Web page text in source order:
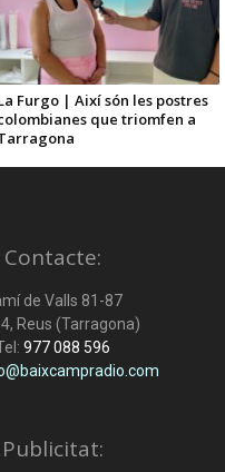
Furgo | Així són les postres
que triomfen a
Contacte:
de Valls 81-87
Reus (Tarragona)
977 088 596
Publicitat: